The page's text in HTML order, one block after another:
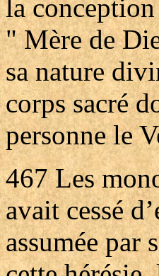
la
" Mère de
sa nature
corps sacré
personne le
467 Les
avait cessé
assumée par